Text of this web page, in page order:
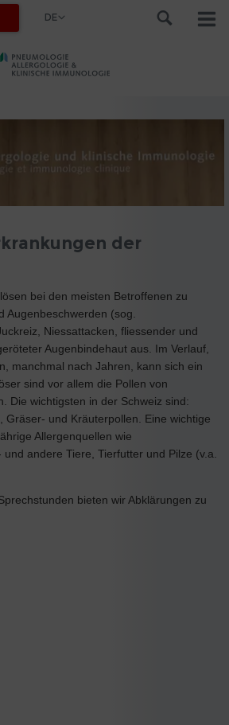
DE
der
bei den meisten Betroffenen zu
Augenbeschwerden (sog.
Niessattacken, fliessender und
Augenbindehaut aus. Im Verlauf,
manchmal nach Jahren, kann sich ein
sind vor allem die Pollen von
Die wichtigsten in der Schweiz sind:
Gräser- und Kräuterpollen. Eine wichtige
Allergenquellen wie
andere Tiere, Tierfutter und Pilze (v.a.
bieten wir Abklärungen zu